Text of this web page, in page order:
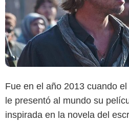
Fue en el año 2013 cuando
le presentó al mundo su
inspirada en la novela del